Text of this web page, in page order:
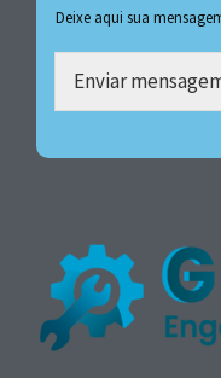
Deixe aqui sua
Enviar